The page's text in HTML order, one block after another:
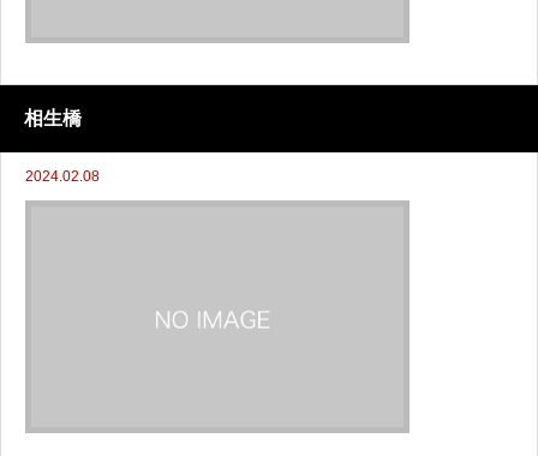
相生橋
2024.02.08